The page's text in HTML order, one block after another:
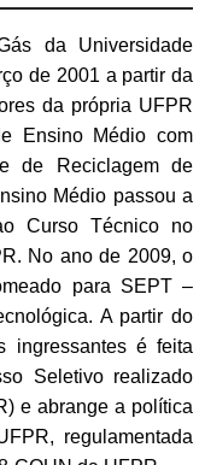
da Universidade
de 2001 a partir da
da própria UFPR
Ensino Médio com
de Reciclagem de
Médio passou a
Curso Técnico no
No ano de 2009, o
para SEPT –
A partir do
ingressantes é feita
Seletivo realizado
e abrange a política
regulamentada